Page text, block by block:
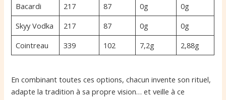
Bacardi
217 87 0g
0g
Skyy Vodka
217 87 0g
0g
Cointreau
339 102 7,2g 2,88g
En combinant toutes ces options, chacun invente son rituel,
adapte la tradition à sa propre vision… et veille à ce